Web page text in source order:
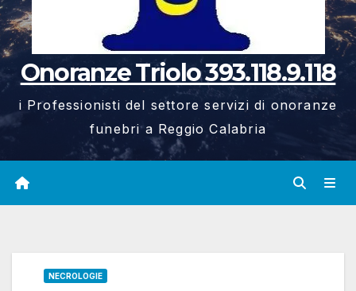
Onoranze Triolo 393.118.9.118
i Professionisti del settore servizi di onoranze
funebri a Reggio Calabria
NECROLOGIE